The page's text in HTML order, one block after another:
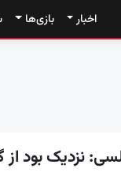
اخبار بازی‌ها
نزدیک بود